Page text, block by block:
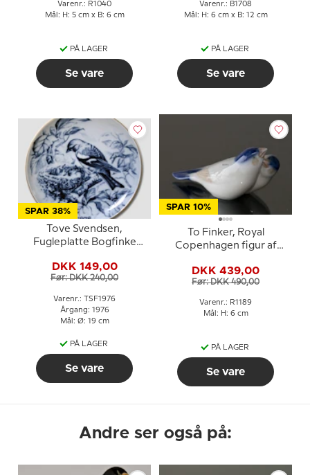
Varenr.: R1040
Mål: H: 5 cm x B: 6 cm
PÅ LAGER
Se vare
Varenr.: B1708
Mål: H: 6 cm x B: 12 cm
PÅ LAGER
Se vare
SPAR 38%
Tove Svendsen,
Fugleplatte Bogfinke
DKK 149,00
Før: DKK 240,00
Varenr.: TSF1976
Årgang: 1976
Mål: Ø: 19 cm
PÅ LAGER
Se vare
SPAR 10%
To Finker, Royal
Copenhagen figur af
DKK 439,00
Før: DKK 490,00
Varenr.: R1189
Mål: H: 6 cm
PÅ LAGER
Se vare
Andre ser også på: